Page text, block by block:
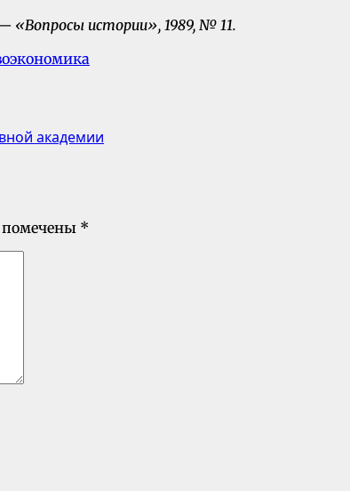
«Вопросы истории», 1989, № 11.
экономика
академии
помечены *